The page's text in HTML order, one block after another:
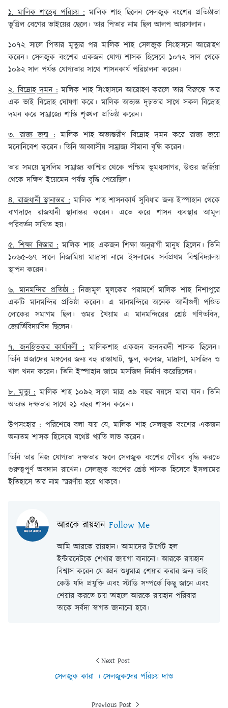
১. মালিক শাহের পরিচয় :মালিক শাহ ছিলেন সেলজুক বংশের প্রতিষ্ঠাতা
ভূগ্রিল বেগের ভাইয়ের ছেলে। তার পিতার নাম ছিল আলপ আরসালান।
১০৭২ সালে পিতার মৃত্যুর পর মালিক শাহ সেলজুক সিংহাসনে আরোহণ
করেন। সেলজুক বংশের একজন যোগ্য শাসক হিসেবে ১০৭২ সাল থেকে
১০৯২ সাল পর্যন্ত যোগ্যতার সাথে শাসনকার্য পরিচালনা করেন।
২. বিদ্রোহ দমন :মালিক শাহ সিংহাসনে আরোহণ করলে তার বিরুদ্ধে তার
এক ভাই বিদ্রোহ ঘোষণা করে। মালিক অত্যন্ত দৃঢ়তার সাথে সকল বিদ্রোহ
দমন করে সাম্রাজ্যে শাস্তি শৃঙ্খলা প্রতিষ্ঠা করেন।
৩. রাজ্য জন্ম :মালিক শাহ অভ্যন্তরীণ বিদ্রোহ দমন করে রাজ্য জয়ে
মনোনিবেশ করেন। তিনি আব্বাসীয় সাম্রাজ্য সীমানা বৃদ্ধি করেন।
তার সময়ে মুসলিম সাম্রাজ্য কাশ্মির থেকে পশ্চিম ভূমধ্যসাগর, উত্তর জর্জিয়া
থেকে দক্ষিণ ইয়েমেন পর্যন্ত বৃদ্ধি পেয়েছিল।
৪. রাজধানী স্থানান্তর : মালিক শাহ শাসনকার্য সুবিধার জন্য ইস্পাহান থেকে
বাগদাদে রাজধানী স্থানান্তর করেন। এতে করে শাসন ব্যবস্থার আমূল
পরিবর্তন সাধিত হয়।
৫. শিক্ষা বিস্তার :মালিক শাহ একজন শিক্ষা অনুরাগী মানুষ ছিলেন। তিনি
১০৬৫-৬৭ সালে নিজামিয়া মাদ্রাসা নামে ইসলামের সর্বপ্রথম বিশ্ববিদ্যালয়
স্থাপন করেন।
৬. মানমন্দির প্রতিষ্ঠা :নিজামূল মূলকের পরামর্শে মালিক শাহ নিশাপুরে
একটি মানমন্দির প্রতিষ্ঠা করেন। এ মানমন্দিরে অনেক আনীগুণী পণ্ডিত
লোকের সমাগম ছিল। ওমর খৈয়াম এ মানমন্দিরের শ্রেষ্ঠ গণিতবিদ,
জ্যোর্তিবিদ্যাবিদ ছিলেন।
৭. জনহিতকর কার্যাবলী :মালিকশাহ একজন জনদরদী শাসক ছিলেন।
তিনি প্রজাদের মঙ্গলের জন্য বহু রাস্তাঘাট, স্কুল, কলেজ, মাদ্রাসা, মসজিদ ও
খাল খনন করেন। তিনি ইস্পাহান জামে মসজিদ নির্মাণ করেছিলেন।
৮. মৃত্যু :মালিক শাহ ১০৯২ সালে মাত্র ৩৯ বছর বয়সে মারা যান। তিনি
অত্যন্ত দক্ষতার সাথে ২১ বছর শাসন করেন।
উপসংহার :পরিশেষে বলা যায় যে, মালিক শাহ সেলজুক বংশের একজন
অন্যতম শাসক হিসেবে যথেষ্ট খ্যাতি লাভ করেন।
তিনি তার নিজ যোগ্যতা দক্ষতার ফলে সেলজুক বংশের গৌরব বৃদ্ধি করতে
গুরুত্বপূর্ণ অবদান রাখেন। সেলজুক বংশের শ্রেষ্ঠ শাসক হিসেবে ইসলামের
ইতিহাসে তার নাম স্মরণীয় হয়ে থাকবে।
আরকে রায়হান Follow Me
আমি আরকে রায়হান। আমাদের টার্গেট হল
ইন্টারনেটকে শেখার জায়গা বানানো। আরকে রায়হান
বিশ্বাস করেন যে জ্ঞান শুধুমাত্র শেয়ার করার জন্য তাই
কেউ যদি প্রযুক্তি এবং স্টাডি সম্পর্কে কিছু জানে এবং
শেয়ার করতে চায় তাহলে আরকে রায়হান পরিবার
তাকে সর্বদা স্বাগত জানানো হবে।
Next Post
সেলজুক কারা । সেলজুকদের পরিচয় দাও
Previous Post